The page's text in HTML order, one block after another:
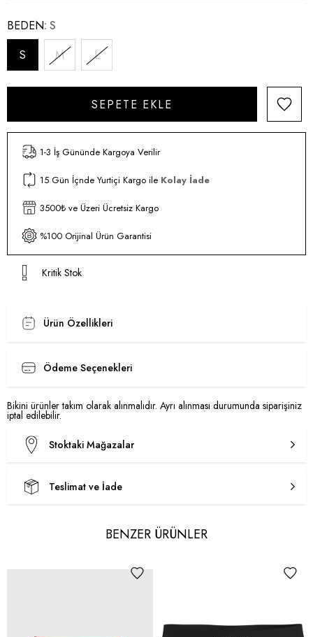
BEDEN S
S
M L
1-3 İş Gününde Kargoya Verilir
15 Gün İçnde Yurtiçi Kargo ile Kolay İade
3500₺ ve Üzeri Ücretsiz Kargo
%100 Orijinal Ürün Garantisi
Kritik Stok
Ürün Özellikleri
Ödeme Seçenekleri
Bikini ürünler takım olarak alınmalıdır. Ayrı alınması durumunda siparişiniz
iptal edilebilir.
Stoktaki Mağazalar
Teslimat ve İade
BENZER ÜRÜNLER